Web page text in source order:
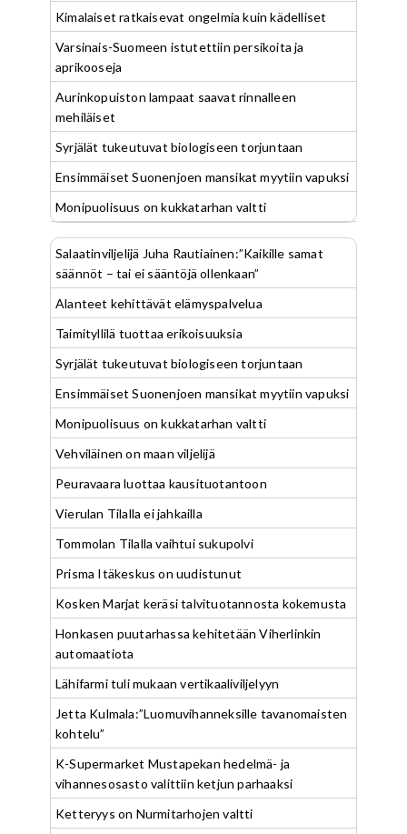
Kimalaiset ratkaisevat ongelmia kuin kädelliset
Varsinais-Suomeen istutettiin persikoita ja
aprikooseja
Aurinkopuiston lampaat saavat rinnalleen
mehiläiset
Syrjälät tukeutuvat biologiseen torjuntaan
Ensimmäiset Suonenjoen mansikat myytiin vapuksi
Monipuolisuus on kukkatarhan valtti
Salaatinviljelijä Juha Rautiainen:”Kaikille samat
säännöt – tai ei sääntöjä ollenkaan”
Alanteet kehittävät elämyspalvelua
Taimityllilä tuottaa erikoisuuksia
Syrjälät tukeutuvat biologiseen torjuntaan
Ensimmäiset Suonenjoen mansikat myytiin vapuksi
Monipuolisuus on kukkatarhan valtti
Vehviläinen on maan viljelijä
Peuravaara luottaa kausituotantoon
Vierulan Tilalla ei jahkailla
Tommolan Tilalla vaihtui sukupolvi
Prisma Itäkeskus on uudistunut
Kosken Marjat keräsi talvituotannosta kokemusta
Honkasen puutarhassa kehitetään Viherlinkin
automaatiota
Lähifarmi tuli mukaan vertikaaliviljelyyn
Jetta Kulmala:”Luomuvihanneksille tavanomaisten
kohtelu”
K-Supermarket Mustapekan hedelmä- ja
vihannesosasto valittiin ketjun parhaaksi
Ketteryys on Nurmitarhojen valtti